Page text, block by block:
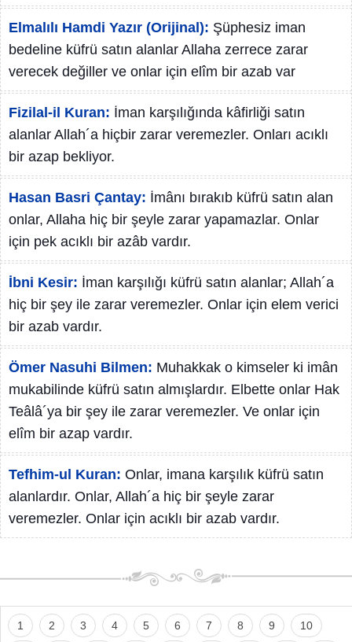
Elmalılı Hamdi Yazır (Orijinal): Şüphesiz iman
bedeline küfrü satın alanlar Allaha zerrece zarar
verecek değiller ve onlar için elîm bir azab var
Fizilal-il Kuran: İman karşılığında kâfirliği satın
alanlar Allah´a hiçbir zarar veremezler. Onları acıklı
bir azap bekliyor.
Hasan Basri Çantay: İmânı bırakıb küfrü satın alan
onlar, Allaha hiç bir şeyle zarar yapamazlar. Onlar
için pek acıklı bir azâb vardır.
İbni Kesir: İman karşılığı küfrü satın alanlar; Allah´a
hiç bir şey ile zarar veremezler. Onlar için elem verici
bir azab vardır.
Ömer Nasuhi Bilmen: Muhakkak o kimseler ki imân
mukabilinde küfrü satın almışlardır. Elbette onlar Hak
Teâlâ´ya bir şey ile zarar veremezler. Ve onlar için
elîm bir azap vardır.
Tefhim-ul Kuran: Onlar, imana karşılık küfrü satın
alanlardır. Onlar, Allah´a hiç bir şeyle zarar
veremezler. Onlar için acıklı bir azab vardır.
1 2 3 4 5 6 7 8 9 10